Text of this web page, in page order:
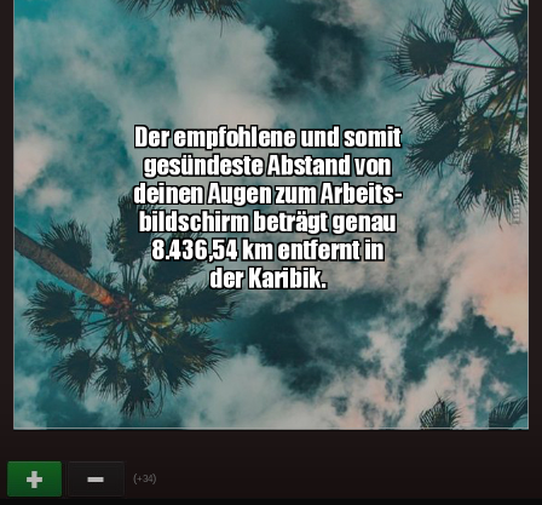
(+34)